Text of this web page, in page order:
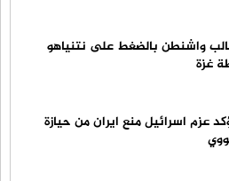
واشنطن بالضغط على نتنياهو
غزة
عزم اسرائيل منع ايران من حيازة